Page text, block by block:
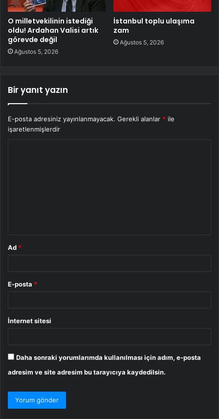
O milletvekilinin istediği
oldu! Ardahan Valisi artık
görevde değil
Ağustos 5, 2026
İstanbul toplu ulaşıma
zam
Ağustos 5, 2026
Bir yanıt yazın
E-posta adresiniz yayınlanmayacak. Gerekli alanlar * ile
işaretlenmişlerdir
Ad *
E-posta *
İnternet sitesi
Daha sonraki yorumlarımda kullanılması için adım, e-posta
adresim ve site adresim bu tarayıcıya kaydedilsin.